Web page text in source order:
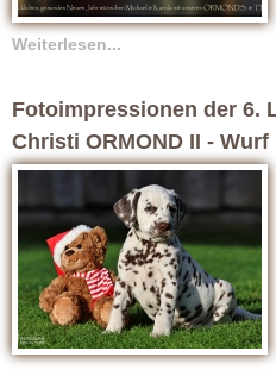
Weiterlesen...
Fotoimpressionen der 6.
Christi ORMOND II - Wurf